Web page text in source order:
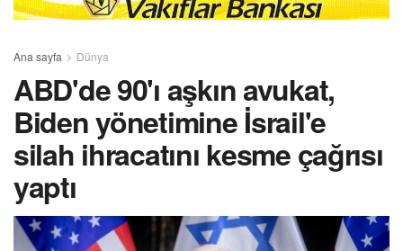
Ana sayfa Dünya
ABD'de 90'ı aşkın avukat,
Biden yönetimine İsrail'e
silah ihracatını kesme çağrısı
yaptı